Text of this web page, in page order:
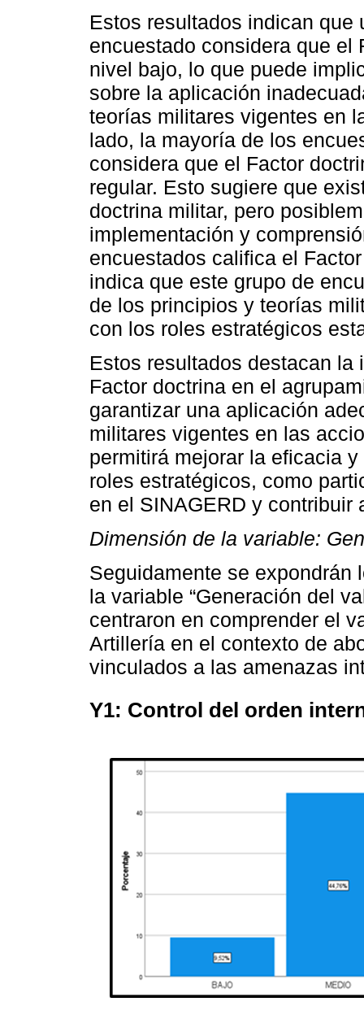
Estos resultados indican
encuestado considera que el
nivel bajo, lo que puede
sobre la aplicación
teorías militares vigentes en
lado, la mayoría de los
considera que el Factor
regular. Esto sugiere que
doctrina militar, pero
implementación y
encuestados califica el
indica que este grupo de
de los principios y teorías
con los roles estratégicos
Estos resultados destacan
Factor doctrina en el
garantizar una aplicación
militares vigentes en las
permitirá mejorar la eficacia
roles estratégicos, como
en el SINAGERD y contribuir
Dimensión de la variable:
Seguidamente se expondrán
la variable “Generación del
centraron en comprender el
Artillería en el contexto de
vinculados a las amenazas
Y1: Control del orden